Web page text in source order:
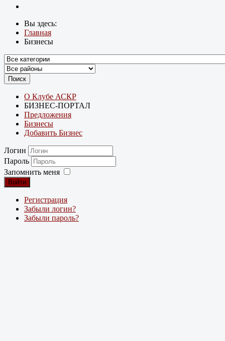
Вы здесь:
Главная
Бизнесы
Поиск
О Клубе АСКР
БИЗНЕС-ПОРТАЛ
Предложения
Бизнесы
Добавить Бизнес
Логин
Пароль
Запомнить меня
Войти
Регистрация
Забыли логин?
Забыли пароль?